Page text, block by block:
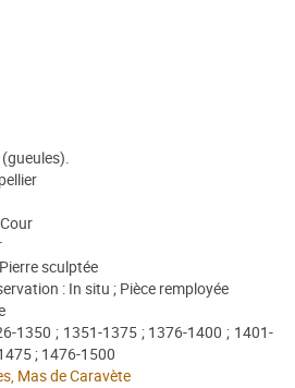
sculptée
: In situ ; Pièce remployée
1350 ; 1351-1375 ; 1376-1400 ; 1401-
; 1476-1500
Mas de Caravète